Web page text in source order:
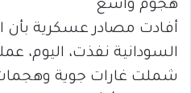
هجوم واسع
أفادت مصادر عسكرية بأن
السودانية نفذت، اليوم،
شملت غارات جوية